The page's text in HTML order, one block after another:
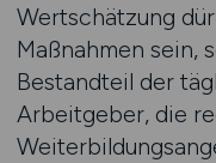
Wertschätzung
Maßnahmen sein,
Bestandteil der
Arbeitgeber, die